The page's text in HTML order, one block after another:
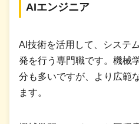
AIエンジニア
AI技術を活用して、システ
発を行う専門職です。機械
分も多いですが、より広範
ます。